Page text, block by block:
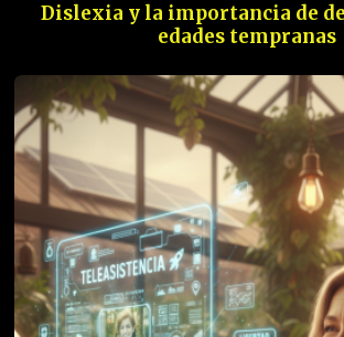
Dislexia y la importancia de
edades tempranas